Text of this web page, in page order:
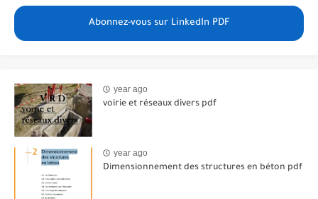
Abonnez-vous sur LinkedIn PDF
year ago
voirie et réseaux divers pdf
year ago
Dimensionnement des structures en béton pdf